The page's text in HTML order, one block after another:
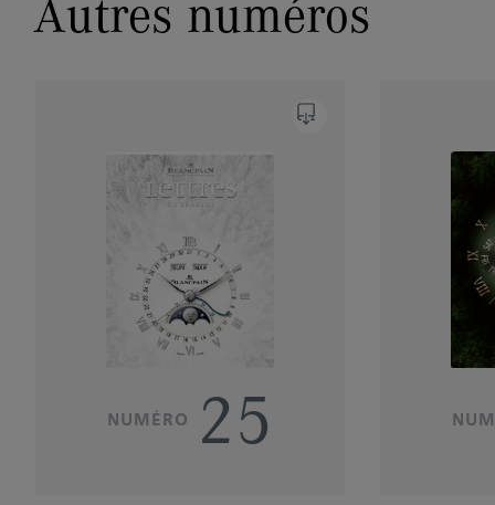
Autres numéros
NUMÉRO 25